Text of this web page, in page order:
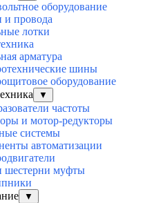
оборудование
и провода
лотки
арматура
шины
оборудование
▼
частоты
и мотор-редукторы
системы
автоматизации
шестерни муфты
▼